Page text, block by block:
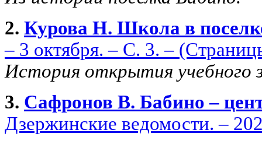
2. Курова Н. Школа в
– 3 октября. – С. 3. –
История открытия учебного
3. Сафронов В. Бабино –
Дзержинские ведомости. –